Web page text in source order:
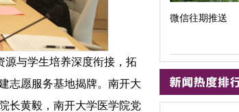
源与学生培养深度衔接，拓
志愿服务基地揭牌。南开大
长黄毅，南开大学医学院党
微信往期推送